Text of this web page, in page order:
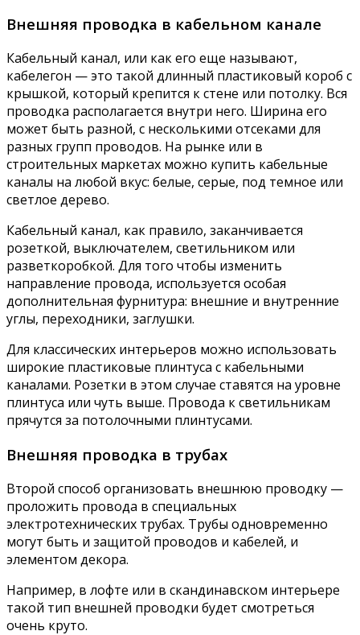
Внешняя проводка в кабельном канале
Кабельный канал, или как его еще называют,
кабелегон — это такой длинный пластиковый короб с
крышкой, который крепится к стене или потолку. Вся
проводка располагается внутри него. Ширина его
может быть разной, с несколькими отсеками для
разных групп проводов. На рынке или в
строительных маркетах можно купить кабельные
каналы на любой вкус: белые, серые, под темное или
светлое дерево.
Кабельный канал, как правило, заканчивается
розеткой, выключателем, светильником или
разветкоробкой. Для того чтобы изменить
направление провода, используется особая
дополнительная фурнитура: внешние и внутренние
углы, переходники, заглушки.
Для классических интерьеров можно использовать
широкие пластиковые плинтуса с кабельными
каналами. Розетки в этом случае ставятся на уровне
плинтуса или чуть выше. Провода к светильникам
прячутся за потолочными плинтусами.
Внешняя проводка в трубах
Второй способ организовать внешнюю проводку —
проложить провода в специальных
электротехнических трубах. Трубы одновременно
могут быть и защитой проводов и кабелей, и
элементом декора.
Например, в лофте или в скандинавском интерьере
такой тип внешней проводки будет смотреться
очень круто.